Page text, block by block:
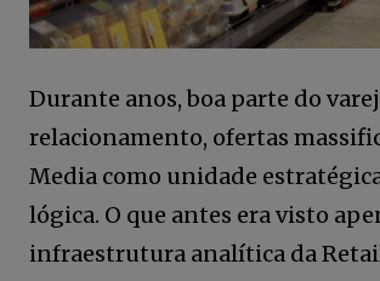
Durante anos, boa parte do
relacionamento, ofertas
Media como unidade
lógica. O que antes era visto
infraestrutura analítica da